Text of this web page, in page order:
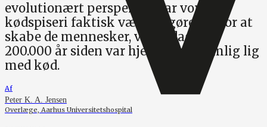
evolutionært perspektiv har vores
kødspiseri faktisk været afgørende for at
skabe de mennesker, vi er i dag. For
200.000 år siden var hjernemad nemlig lig
med kød.
Af
Peter K. A. Jensen
Overlæge, Aarhus Universitetshospital